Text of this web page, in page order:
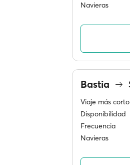
Navieras
Bastia
Viaje más corto
Disponibilidad
Frecuencia
Navieras